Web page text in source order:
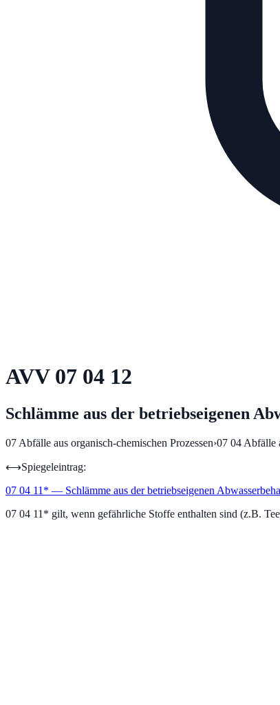
AVV 07 04 12
Schlämme aus der betriebseigenen
07 Abfälle aus organisch-chemischen Prozessen›07 04 Abfälle
⟷Spiegeleintrag:
07 04 11 * — Schlämme aus der betriebseigenen
07 04 11* gilt, wenn gefährliche Stoffe enthalten sind (z.B.